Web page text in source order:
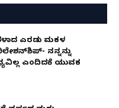
ಎರಡು ಮಕ್ಕಳ
ನನ್ನನ್ನು
ಎಂದಿದಕ್ಕೆ ಯುವಕ